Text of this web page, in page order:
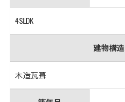
4SLDK
建物構造
木造瓦葺